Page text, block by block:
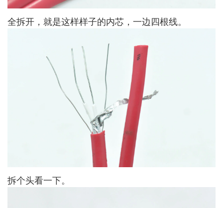
全拆开，就是这样样子的内芯，一边四根线。
拆个头看一下。